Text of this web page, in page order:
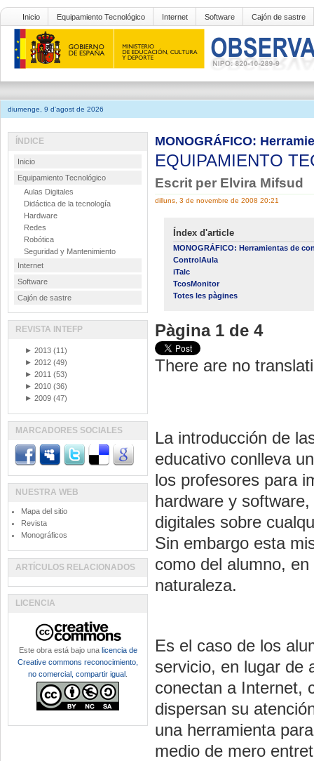
Inicio Equipamiento Tecnológico Internet Software Cajón de sastre
diumenge, 9 d'agost de 2026
MONOGRÁFICO:
EQUIPAMIENTO
Escrit per Elvira Mifsud
dilluns, 3 de novembre de 2008 20:21
Índex d'article
MONOGRÁFICO: Herramientas de
ControlAula
iTalc
TcosMonitor
Totes les pàgines
Pàgina 1 de 4
There are no
La introducción de
educativo conlleva
los profesores para
hardware y
digitales sobre
Sin embargo esta
como del alumno,
naturaleza.
Es el caso de los
servicio, en lugar de
conectan a Internet,
dispersan su
una herramienta
medio de mero
ÍNDICE
Inicio
Equipamiento Tecnológico
Aulas Digitales
Didáctica de la tecnología
Hardware
Redes
Robótica
Seguridad y Mantenimiento
Internet
Software
Cajón de sastre
REVISTA INTEFP
► 2013 (11)
► 2012 (49)
► 2011 (53)
► 2010 (36)
► 2009 (47)
MARCADORES SOCIALES
NUESTRA WEB
Mapa del sitio
Revista
Monográficos
ARTÍCULOS RELACIONADOS
LICENCIA
Este obra está bajo una licencia de
Creative commons reconocimiento,
no comercial, compartir igual